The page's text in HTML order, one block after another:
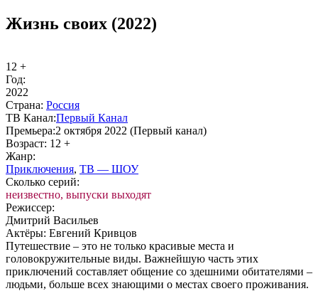
Жизнь своих (2022)
12 +
Год:
2022
Стра­на: Рос­сия
ТВ Ка­нал:Пер­вый Ка­нал
Пре­мье­ра:2 октября 2022 (Первый канал)
Воз­раст: 12 +
Жанр:
При­клю­че­ния, ТВ — ШОУ
Сколь­ко се­рий:
неизвестно, выпуски выходят
Ре­жис­сер:
Дмитрий Васильев
Ак­тё­ры: Евгений Кривцов
Путешествие – это не только красивые места и
головокружительные виды. Важнейшую часть этих
приключений составляет общение со здешними обитателями –
людьми, больше всех знающими о местах своего проживания.